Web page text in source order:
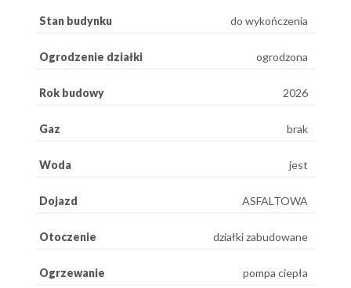
Stan budynku do wykończenia
Ogrodzenie działki ogrodzona
Rok budowy 2026
Gaz brak
Woda jest
Dojazd ASFALTOWA
Otoczenie działki zabudowane
Ogrzewanie pompa ciepła